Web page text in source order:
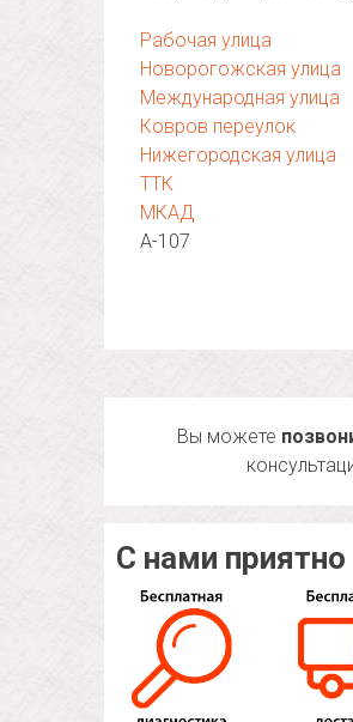
Рабочая улица
Новорогожская улица
Международная улица
Ковров переулок
Нижегородская улица
ТТК
МКАД
А-107
Вы можете
С нами приятно